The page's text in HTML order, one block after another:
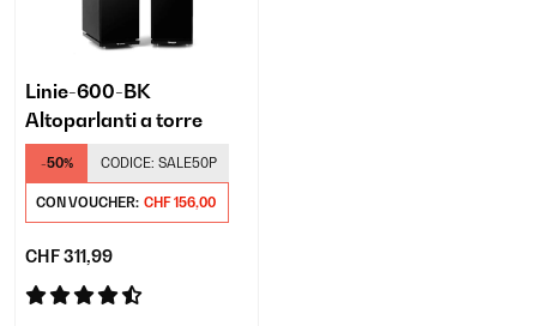
Linie-600-BK
Altoparlanti a torre
-50% CODICE: SALE50P
CON VOUCHER: CHF 156,00
CHF 311,99